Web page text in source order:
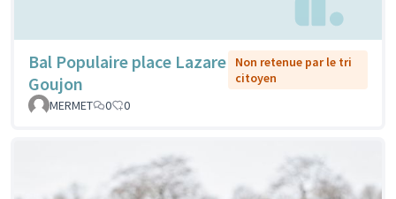
Bal Populaire place Lazare
Goujon
Non retenue par le tri
citoyen
MERMET
0 0